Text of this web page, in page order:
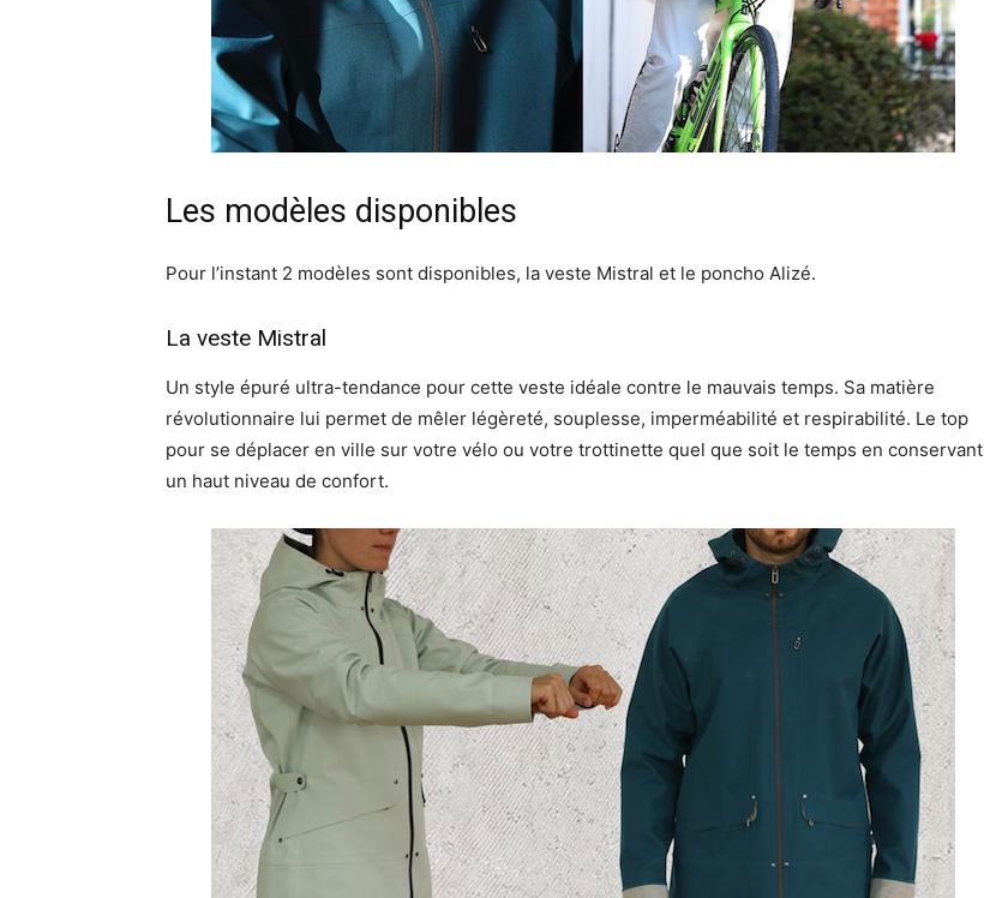
Les modèles disponibles
Pour l’instant 2 modèles sont disponibles, la veste Mistral et le poncho Alizé.
La veste Mistral
Un style épuré ultra-tendance pour cette veste idéale contre le mauvais temps. Sa matière
révolutionnaire lui permet de mêler légèreté, souplesse, imperméabilité et respirabilité. Le top
pour se déplacer en ville sur votre vélo ou votre trottinette quel que soit le temps en conservant
un haut niveau de confort.